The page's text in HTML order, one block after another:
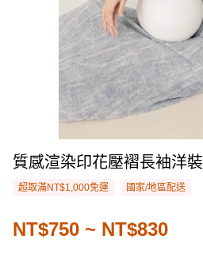
質感渲染印花壓褶長袖洋裝
超取滿NT$1,000免運 國家/地區配送
NT$750 ~ NT$830